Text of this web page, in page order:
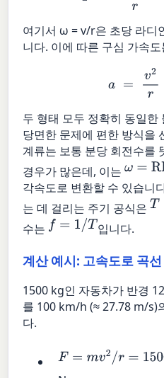
여기서 ω = v/r은 초당 라디
니다. 이에 따른 구심 가속
v2r
두 형태 모두 정확히 동일한
당면한 문제에 편한 방식을
계류는 보통 분당 회전수를
경우가 많은데, 이는ω =
각속도로 변환할 수 있습니
는 데 걸리는 주기 공식은 T=
수는 f= 1/ T 입니다.
계산 예시: 고속도로 곡
1500 kg인 자동차가 반경
를 100 km/h (≈ 27.78 m/s)
다.
F= mv 2/r=1500×